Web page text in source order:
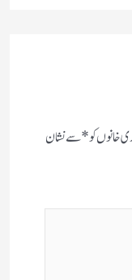
خانوں کو*سے نشان